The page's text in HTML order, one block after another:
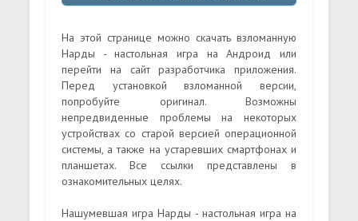
На этой странице можно скачать взломанную
Нарды - настольная игра на Андроид или
перейти на сайт разработчика приложения.
Перед установкой взломанной версии,
попробуйте оригинал. Возможны
непредвиденные проблемы на некоторых
устройствах со старой версией операционной
системы, а также на устаревших смартфонах и
планшетах. Все ссылки представлены в
ознакомительных целях.
Нашумевшая игра Нарды - настольная игра на